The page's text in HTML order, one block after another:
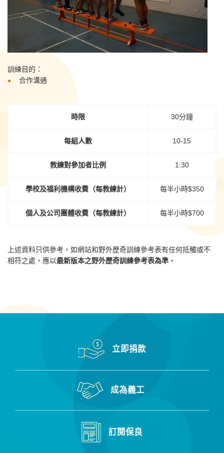
訓練目的：
合作溝通
時限 30分鐘
每組人數 10-15
教練對參加者比例 1:30
學校及福利機構收費（每教練計） 每半小時$350
個人及公司團體收費（每教練計） 每半小時$700
上述資料只供參考，如網站和野外歷奇訓練參考表有任何抵觸或不
相符之處，應以最新版本之野外歷奇訓練參考表為準 。
立即捐款
成為義工
訂閱保良